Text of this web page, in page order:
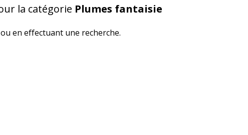
la catégorie Plumes fantaisie
en effectuant une recherche.